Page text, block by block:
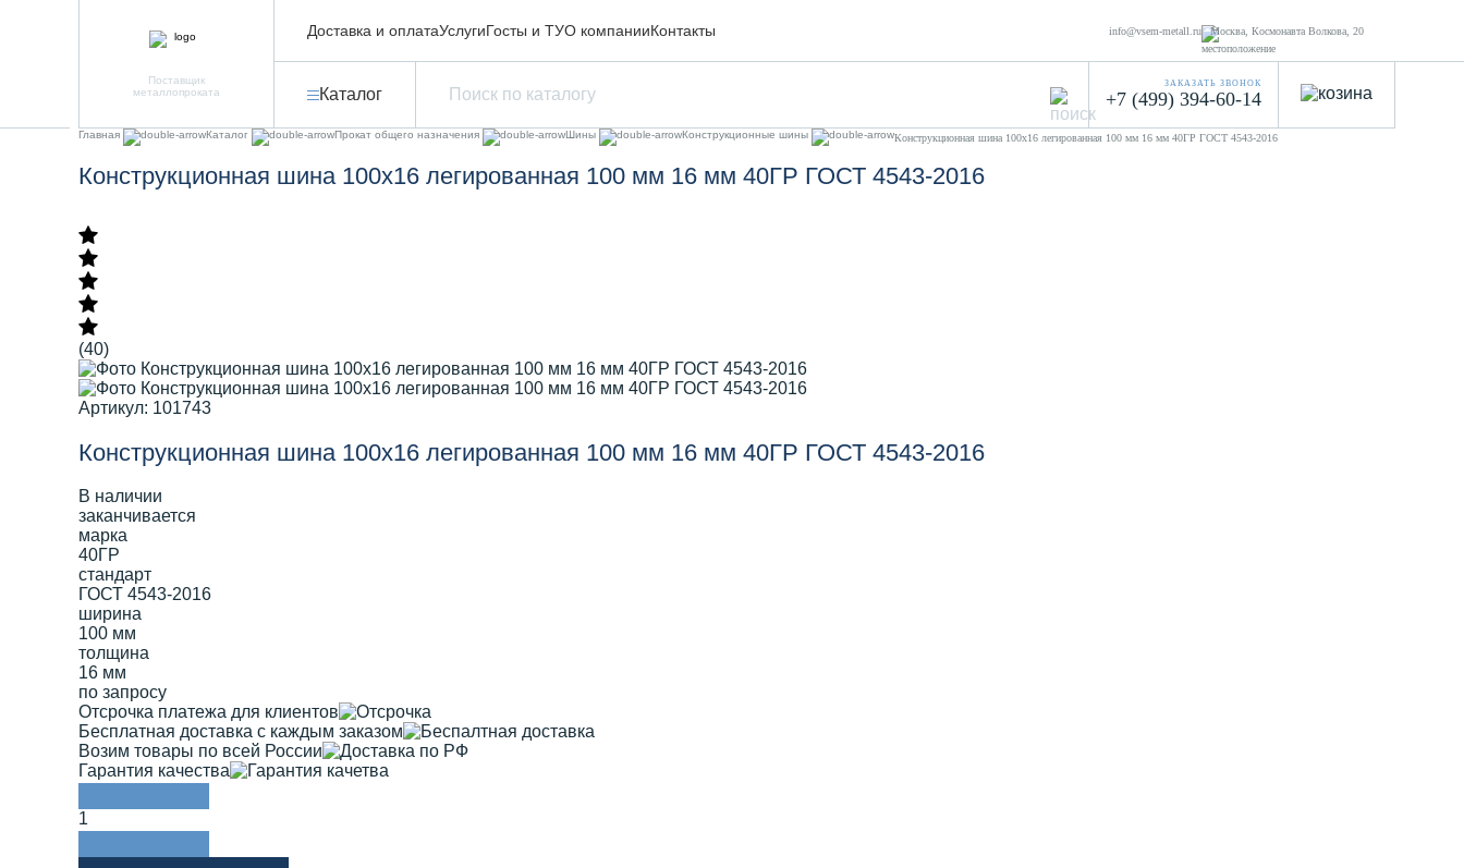
Поставщик
металлопроката
Доставка и оплатаУслугиГосты и ТУО компанииКонтакты info@vsem-metall.ru Москва, Космонавта Волкова, 20
Каталог
ЗАКАЗАТЬ ЗВОНОК
+7 (499) 394-60-14
Главная Каталог Прокат общего назначения Шины Конструкционные шины Конструкционная шина 100х16 легированная 100 мм 16 мм 40ГР ГОСТ 4543-2016
Конструкционная шина 100х16 легированная 100 мм 16 мм 40ГР ГОСТ 4543-2016
(40)
Артикул: 101743
Конструкционная шина 100х16 легированная 100 мм 16 мм 40ГР ГОСТ 4543-2016
В наличии
заканчивается
марка
40ГР
стандарт
ГОСТ 4543-2016
ширина
100 мм
толщина
16 мм
по запросу
Отсрочка платежа для клиентов
Бесплатная доставка с каждым заказом
Возим товары по всей России
Гарантия качества
1